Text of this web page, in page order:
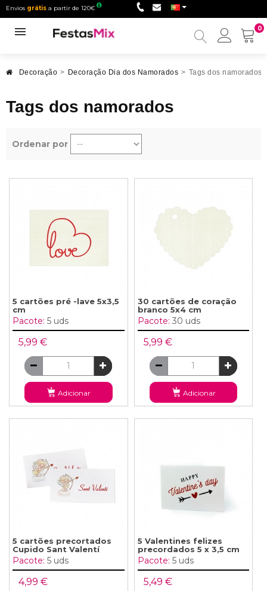
Envios grátis a partir de 120€
0
Minha
Decoração > Decoração Dia dos Namorados > Tags dos namorados
Tags dos namorados
Ordenar por
5 cartões pré -lave 5x3,5
cm
Pacote: 5 uds
5,99 €
Adicionar
30 cartões de coração
branco 5x4 cm
Pacote: 30 uds
5,99 €
Adicionar
5 cartões precortados
Cupido Sant Valentí
Pacote: 5 uds
4,99 €
5 Valentines felizes
precordados 5 x 3,5 cm
Pacote: 5 uds
5,49 €